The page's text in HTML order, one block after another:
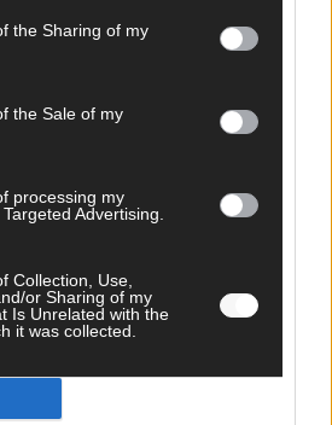
the Sharing of my
the Sale of my
processing my
Advertising.
Collection, Use,
or Sharing of my
Is Unrelated with the
it was collected.
Finale-Check – alle 25 Acts und
der ESC in 70 Jahren sein
wieder neu erfunden hat